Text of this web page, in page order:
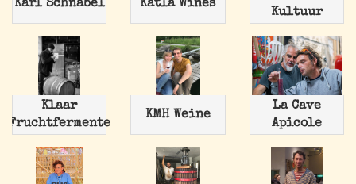
Karl Schnabel Katla Wines
Kultuur
Klaar
Fruchtfermente
KMH Weine
La Cave
Apicole